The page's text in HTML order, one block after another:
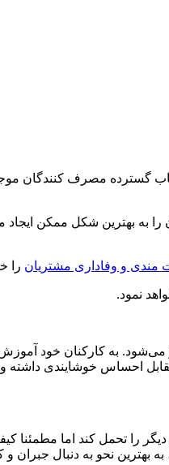
گسترده مصرف کنندگان
بهترین شکل ممکن ایجاد
مندی و وفاداری مشتریان را
نمود.
می‌شود. به کارکنان خود آموزش
احساس خوشایندی داشته و
تحمل کند اما مطمئنا
بهترین نحو به دنبال